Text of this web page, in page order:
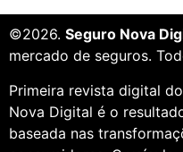
©2026. Seguro Nova
mercado de seguros.
Primeira revista digital
Nova Digital é o
baseada nas